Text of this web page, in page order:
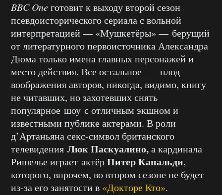
BBC Oneготовит к выходу второй сезон
псевдоисторического сериала с вольной
интерпретацией — «Мушкетёры» — берущий
от литературного первоисточника Александра
Дюма только имена главных персонажей и
место действия. Все остальное — плод
воображения авторов, никогда, видимо, книгу
не читавших, но захотевших снять
популярное шоу с отличным экшном и
известными публике актерами. В роли
д’Артаньяна секс-символ британского
телевидения Люк Паскуалино,а кардинала
Ришелье играет актёрПитер Капальди,
которого, впрочем, во втором сезоне не будет
из-за его занятости в «Докторе Кто».